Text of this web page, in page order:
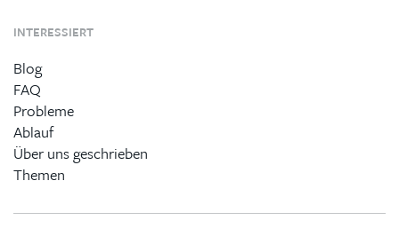
INTERESSIERT
Blog
FAQ
Probleme
Ablauf
Über uns geschrieben
Themen